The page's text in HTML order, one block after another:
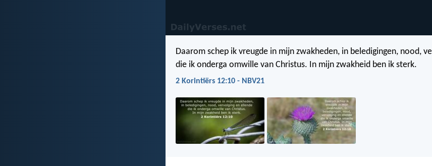
Daarom schep ik vreugde in mijn zwakheden, in beledigingen, nood,
die ik onderga omwille van Christus. In mijn zwakheid ben ik sterk.
2 Korintiërs 12:10 - NBV21